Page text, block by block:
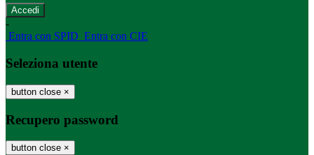
-
Entra con SPID Entra con CIE
Seleziona utente
button close ×
Recupero password
button close ×